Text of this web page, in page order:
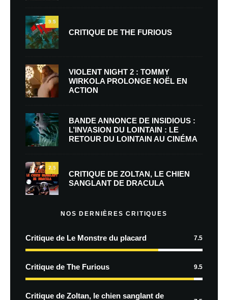
9.5
CRITIQUE DE THE FURIOUS
VIOLENT NIGHT 2 : TOMMY
WIRKOLA PROLONGE NOËL EN
ACTION
BANDE ANNONCE DE INSIDIOUS :
L’INVASION DU LOINTAIN : LE
RETOUR DU LOINTAIN AU CINÉMA
7.5
CRITIQUE DE ZOLTAN, LE CHIEN
SANGLANT DE DRACULA
NOS DERNIÈRES CRITIQUES
Critique de Le Monstre du placard 7.5
Critique de The Furious 9.5
Critique de Zoltan, le chien sanglant de